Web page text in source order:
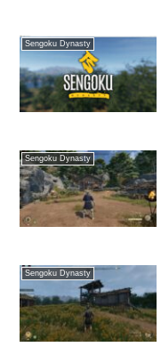
Sengoku Dynasty
Sengoku Dynasty
Sengoku Dynasty